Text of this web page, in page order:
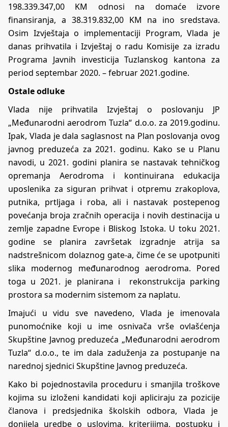
198.339.347,00 KM odnosi na domaće izvore
finansiranja, a 38.319.832,00 KM na ino sredstava.
Osim Izvještaja o implementaciji Program, Vlada je
danas prihvatila i Izvještaj o radu Komisije za izradu
Programa Javnih investicija Tuzlanskog kantona za
period septembar 2020. – februar 2021.godine.
Ostale odluke
Vlada nije prihvatila Izvještaj o poslovanju JP
„Međunarodni aerodrom Tuzla“ d.o.o. za 2019.godinu.
Ipak, Vlada je dala saglasnost na Plan poslovanja ovog
javnog preduzeća za 2021. godinu. Kako se u Planu
navodi, u 2021. godini planira se nastavak tehničkog
opremanja Aerodroma i kontinuirana edukacija
uposlenika za siguran prihvat i otpremu zrakoplova,
putnika, prtljaga i roba, ali i nastavak postepenog
povećanja broja zračnih operacija i novih destinacija u
zemlje zapadne Evrope i Bliskog Istoka. U toku 2021.
godine se planira završetak izgradnje atrija sa
nadstrešnicom dolaznog gate-a, čime će se upotpuniti
slika modernog međunarodnog aerodroma. Pored
toga u 2021. je planirana i rekonstrukcija parking
prostora sa modernim sistemom za naplatu.
Imajući u vidu sve navedeno, Vlada je imenovala
punomoćnike koji u ime osnivača vrše ovlašćenja
Skupštine Javnog preduzeća „Međunarodni aerodrom
Tuzla“ d.o.o., te im dala zaduženja za postupanje na
narednoj sjednici Skupštine Javnog preduzeća.
Kako bi pojednostavila proceduru i smanjila troškove
kojima su izloženi kandidati koji apliciraju za pozicije
članova i predsjednika školskih odbora, Vlada je
donijela uredbe o uslovima, kriterijima, postupku i